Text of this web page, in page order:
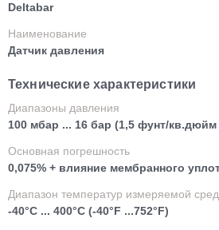
Deltabar
Наименование
Датчик давления
Технические характеристики
Диапазоны давления
100 мбар ... 16 бар (1,5 фунт/
Основная погрешность
0,075% + влияние мембранного
Диапазон температур измеряемой
-40°C ... 400°C (-40°F ...752°F)